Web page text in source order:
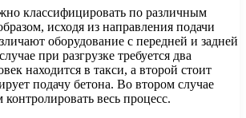
классифицировать по различным
исходя из направления подачи
оборудование с передней и задней
при разгрузке требуется два
находится в такси, а второй стоит
подачу бетона. Во втором случае
весь процесс.